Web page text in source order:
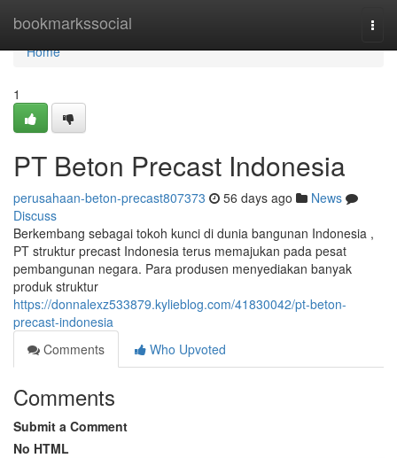
bookmarkssocial
Home
Home
1
PT Beton Precast Indonesia
perusahaan-beton-precast807373 56 days ago
News
Discuss
Berkembang sebagai tokoh kunci di dunia bangunan Indonesia ,
PT struktur precast Indonesia terus memajukan pada pesat
pembangunan negara. Para produsen menyediakan banyak
produk struktur
https://donnalexz533879.kylieblog.com/41830042/pt-beton-
precast-indonesia
Comments
Who Upvoted
Comments
Submit a Comment
No HTML